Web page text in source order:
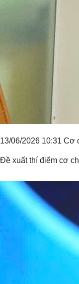
13/06/2026 10:31 Cơ
Đề xuất thí điểm cơ